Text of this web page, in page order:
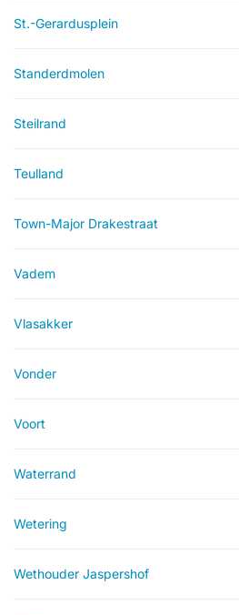
St.-Gerardusplein
Standerdmolen
Steilrand
Teulland
Town-Major Drakestraat
Vadem
Vlasakker
Vonder
Voort
Waterrand
Wetering
Wethouder Jaspershof